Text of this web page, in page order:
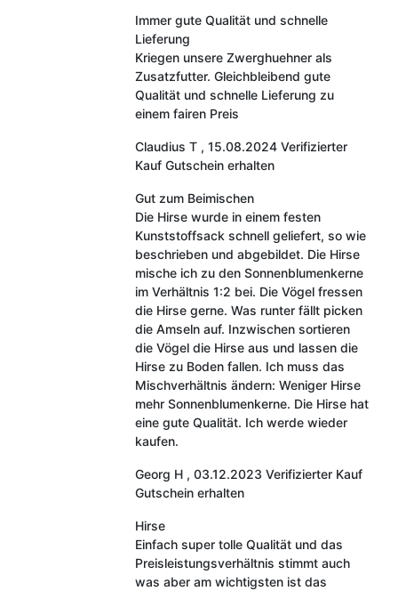
Immer gute Qualität und schnelle
Lieferung
Kriegen unsere Zwerghuehner als
Zusatzfutter. Gleichbleibend gute
Qualität und schnelle Lieferung zu
einem fairen Preis
Claudius T , 15.08.2024 Verifizierter
Kauf Gutschein erhalten
Gut zum Beimischen
Die Hirse wurde in einem festen
Kunststoffsack schnell geliefert, so wie
beschrieben und abgebildet. Die Hirse
mische ich zu den Sonnenblumenkerne
im Verhältnis 1:2 bei. Die Vögel fressen
die Hirse gerne. Was runter fällt picken
die Amseln auf. Inzwischen sortieren
die Vögel die Hirse aus und lassen die
Hirse zu Boden fallen. Ich muss das
Mischverhältnis ändern: Weniger Hirse
mehr Sonnenblumenkerne. Die Hirse hat
eine gute Qualität. Ich werde wieder
kaufen.
Georg H , 03.12.2023 Verifizierter Kauf
Gutschein erhalten
Hirse
Einfach super tolle Qualität und das
Preisleistungsverhältnis stimmt auch
was aber am wichtigsten ist das